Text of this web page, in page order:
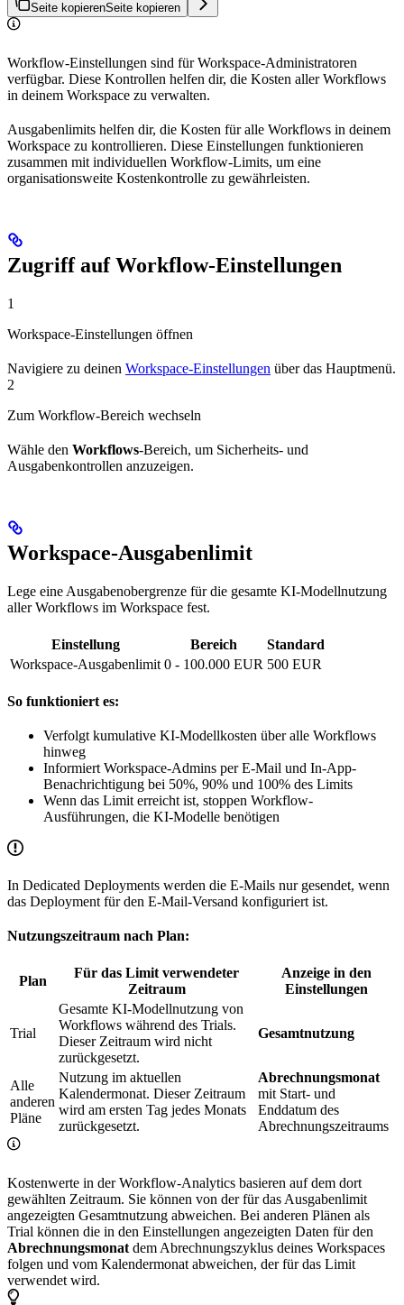
Seite kopierenSeite kopieren
Workflow-Einstellungen sind für Workspace-Administratoren
verfügbar. Diese Kontrollen helfen dir, die Kosten aller Workflows
in deinem Workspace zu verwalten.
Ausgabenlimits helfen dir, die Kosten für alle Workflows in deinem
Workspace zu kontrollieren. Diese Einstellungen funktionieren
zusammen mit individuellen Workflow-Limits, um eine
organisationsweite Kostenkontrolle zu gewährleisten.
Zugriff auf Workflow-Einstellungen
1
Workspace-Einstellungen öffnen
Navigiere zu deinen Workspace-Einstellungen über das Hauptmenü.
2
Zum Workflow-Bereich wechseln
Wähle den Workflows-Bereich, um Sicherheits- und
Ausgabenkontrollen anzuzeigen.
Workspace-Ausgabenlimit
Lege eine Ausgabenobergrenze für die gesamte KI-Modellnutzung
aller Workflows im Workspace fest.
Einstellung Bereich
Standard
Workspace-Ausgabenlimit 0 - 100.000 EUR 500 EUR
So funktioniert es:
Verfolgt kumulative KI-Modellkosten über alle Workflows
hinweg
Informiert Workspace-Admins per E-Mail und In-App-
Benachrichtigung bei 50%, 90% und 100% des Limits
Wenn das Limit erreicht ist, stoppen Workflow-
Ausführungen, die KI-Modelle benötigen
In Dedicated Deployments werden die E-Mails nur gesendet, wenn
das Deployment für den E-Mail-Versand konfiguriert ist.
Nutzungszeitraum nach Plan:
Plan
Für das Limit verwendeter
Zeitraum
Anzeige in den
Einstellungen
Trial
Gesamte KI-Modellnutzung von
Workflows während des Trials.
Dieser Zeitraum wird nicht
zurückgesetzt.
Gesamtnutzung
Alle
anderen
Pläne
Nutzung im aktuellen
Kalendermonat. Dieser Zeitraum
wird am ersten Tag jedes Monats
zurückgesetzt.
Abrechnungsmonat
mit Start- und
Enddatum des
Abrechnungszeitraums
Kostenwerte in der Workflow-Analytics basieren auf dem dort
gewählten Zeitraum. Sie können von der für das Ausgabenlimit
angezeigten Gesamtnutzung abweichen. Bei anderen Plänen als
Trial können die in den Einstellungen angezeigten Daten für den
Abrechnungsmonat dem Abrechnungszyklus deines Workspaces
folgen und vom Kalendermonat abweichen, der für das Limit
verwendet wird.